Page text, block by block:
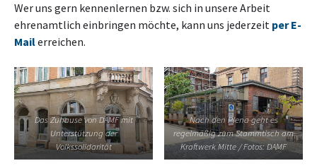
Wer uns gern kennenlernen bzw. sich in unsere Arbeit
ehrenamtlich einbringen möchte, kann uns jederzeit per E-
Mailerreichen.
Das Zuhause von DAMF mit
Unterstützung der
Volkssolidarität
Nach den Plena geht es
regelmäßig zum Stammtisch am
Kraftwerk Mitte / Fotos: DAMF